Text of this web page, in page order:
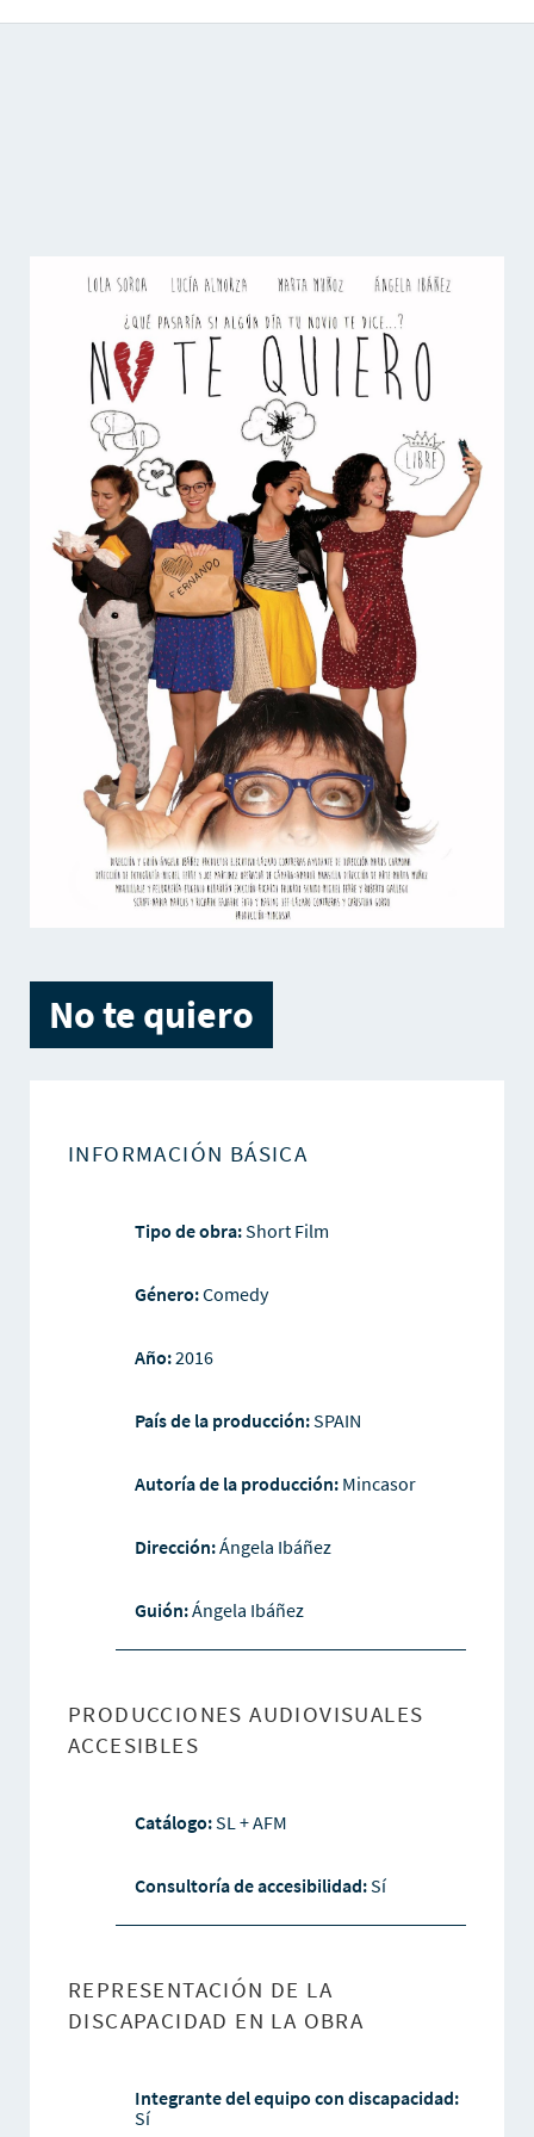
No te quiero
INFORMACIÓN BÁSICA
Tipo de obra:Short Film
Género:Comedy
Año:2016
País de la producción:SPAIN
Autoría de la producción: Mincasor
Dirección:Ángela Ibáñez
Guión:Ángela Ibáñez
PRODUCCIONES AUDIOVISUALES
ACCESIBLES
Catálogo:SL + AFM
Consultoría de accesibilidad:Sí
REPRESENTACIÓN DE LA
DISCAPACIDAD EN LA OBRA
Integrante del equipo con discapacidad:
Sí